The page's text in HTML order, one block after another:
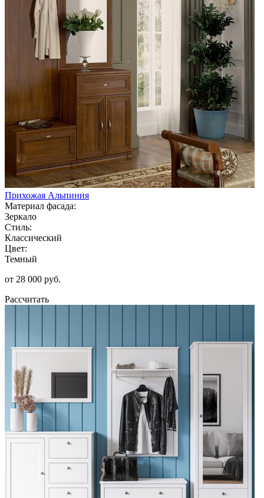
Прихожая Альпиния
Материал фасада:
Зеркало
Стиль:
Классический
Цвет:
Темный
от 28 000 руб.
Рассчитать